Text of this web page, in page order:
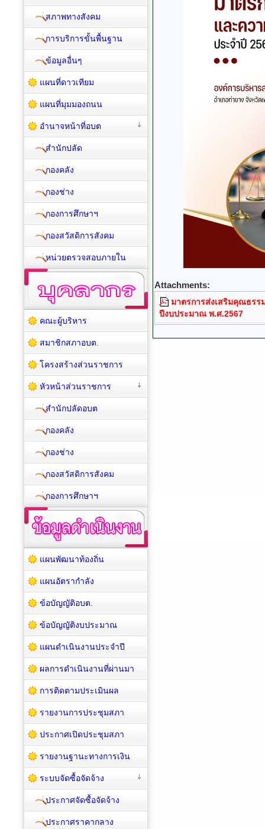
Attachments:
มาตรการส่งเสริมคุณธรร
ปีงบประมาณ พ.ศ.2567
สภาพทางสังคม
การบริการขั้นพื้นฐาน
ข้อมูลอื่นๆ
แผนที่ดาวเทียม
แผนที่มุมมองถนน
อำนาจหน้าที่อบต
สำนักปลัด
กองคลัง
กองช่าง
กองการศึกษาฯ
กองสวัสดิการสังคม
หน่วยตรวจสอบภายใน
คณะผู้บริหาร
สมาชิกสภาอบต.
โครงสร้างส่วนราชการ
หัวหน้าส่วนราชการ
สำนักปลัดอบต
กองคลัง
กองช่าง
กองสวัสดิการสังคม
กองการศึกษาฯ
แผนพัฒนาท้องถิ่น
แผนอัตรากำลัง
ข้อบัญญัติอบต.
ข้อบัญญัติงบประมาณ
แผนดำเนินงานประจำปี
ผลการดำเนินงานที่ผ่านมา
การติดตามประเมินผล
รายงานการประชุมสภา
ประกาศเปิดประชุมสภา
รายงานฐานะทางการเงิน
ระบบจัดซื้อจัดจ้าง
ประกาศจัดซื้อจัดจ้าง
ประกาศราคากลาง